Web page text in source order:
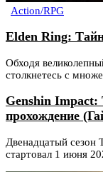
Action/RPG
Elden Ring:
Обходя
столкнетесь с
Genshin Impact:
прохождение
Двенадцатый сезон
стартовал 1 июня